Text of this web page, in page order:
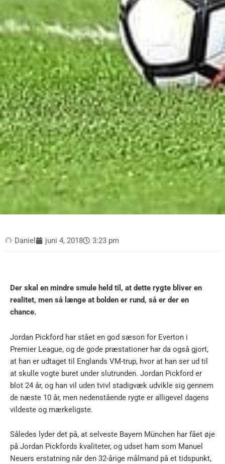
Daniel juni 4, 2018 3:23 pm
Der skal en mindre smule held til, at dette rygte bliver en
realitet, men så længe at bolden er rund, så er der en
chance.
Jordan Pickford har stået en god sæson for Everton i
Premier League, og de gode præstationer har da også gjort,
at han er udtaget til Englands VM-trup, hvor at han ser ud til
at skulle vogte buret under slutrunden. Jordan Pickford er
blot 24 år, og han vil uden tvivl stadigvæk udvikle sig gennem
de næste 10 år, men nedenstående rygte er alligevel dagens
vildeste og mærkeligste.
Således lyder det på, at selveste Bayern München har fået øje
på Jordan Pickfords kvaliteter, og udset ham som Manuel
Neuers erstatning når den 32-årige målmand på et tidspunkt,